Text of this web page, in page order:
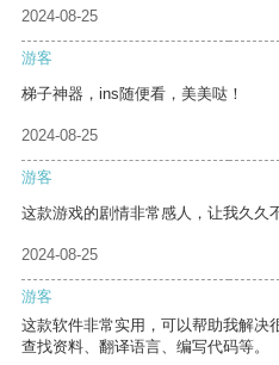
2024-08-25
游客
梯子神器，ins随便看，美美哒！
2024-08-25
游客
这款游戏的剧情非常感人，让我久久
2024-08-25
游客
这款软件非常实用，可以帮助我解决
查找资料、翻译语言、编写代码等。